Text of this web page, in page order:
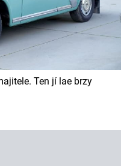
Ten jí lae brzy